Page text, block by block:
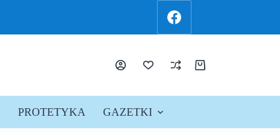
PROTETYKA GAZETKI